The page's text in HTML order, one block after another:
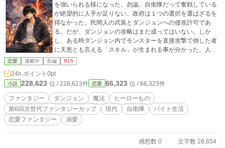
を強いられる様になった。勿論、自衛隊だって奮戦している
が絶望的に人手が足りない。政府は１つの選択を選ばざるを
得なかった。民間人の武装とダンジョンへの侵攻許可であ
る。だが、ダンジョンの攻略はまだ成ってはいない。しか
し、ある時ダンジョン内でモンスターを直接攻撃で倒した者
に天恵とも言える「スキル」が生まれる事が分かった。人類
の反撃が始まりある程度、安定した世界になった。 そして20
年。 影打 桐馬はパチスロを打っていた。 職業はヒーローで
ある。
恋愛 連載中 長編 R15
24h.ポイント 0pt
小説 228,623 位 / 228,623件 恋愛 66,323 位 / 66,323件
ファンタジー ダンジョン 魔法
ヒーローもの
第6回次世代ファンタジーカップ
現代 自衛隊
バイト生活
恋愛ファンタジー
溺愛
感想数 0
文字数 28,654